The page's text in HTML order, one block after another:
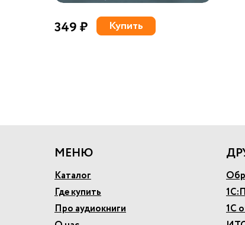
349 ₽ Купить
МЕНЮ
Каталог
Где купить
Про аудиокниги
1С